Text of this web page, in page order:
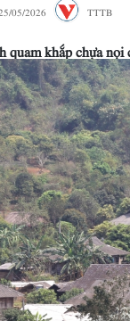
05/2026 TTTB
quam khắp chựa